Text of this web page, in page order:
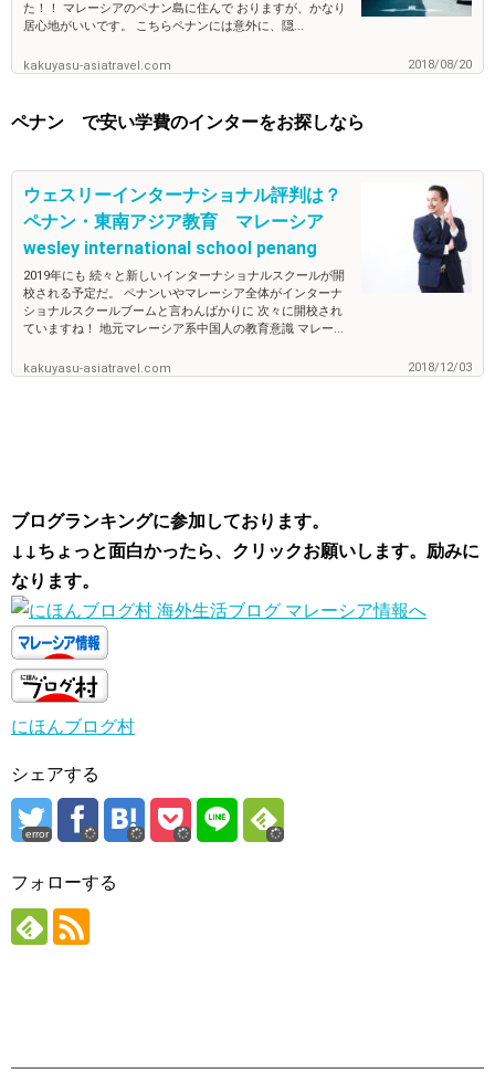
た！！ マレーシアのペナン島に住んで おりますが、かなり
居心地がいいです。 こちらペナンには意外に、隠...
kakuyasu-asiatravel.com 2018/08/20
ペナン で安い学費のインターをお探しなら
ウェスリーインターナショナル評判は？
ペナン・東南アジア教育 マレーシア
wesley international school penang
2019年にも 続々と新しいインターナショナルスクールが開
校される予定だ。 ペナンいやマレーシア全体がインターナ
ショナルスクールブームと言わんばかりに 次々に開校され
ていますね！ 地元マレーシア系中国人の教育意識 マレー...
kakuyasu-asiatravel.com 2018/12/03
ブログランキングに参加しております。
↓↓ちょっと面白かったら、クリックお願いします。励みに
なります。
にほんブログ村
シェアする
error
フォローする